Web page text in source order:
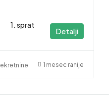
1. sprat
Detalji
1 mesec ranije